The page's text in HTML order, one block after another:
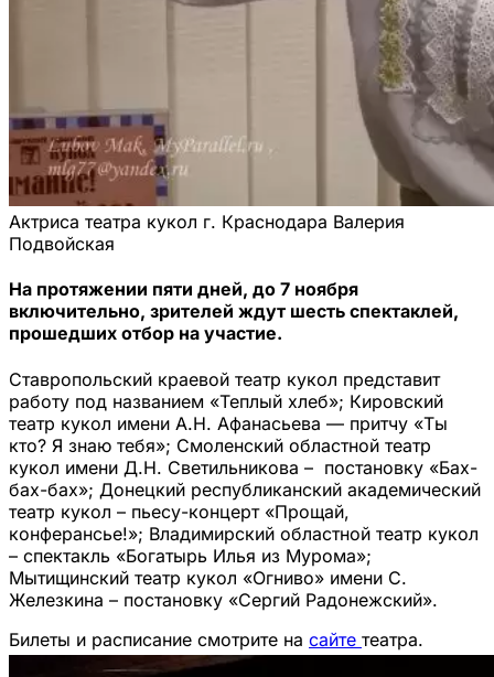
Актриса театра кукол г. Краснодара Валерия
Подвойская
На протяжении пяти дней, до 7 ноября
включительно, зрителей ждут шесть спектаклей,
прошедших отбор на участие.
Ставропольский краевой театр кукол представит
работу под названием «Теплый хлеб»; Кировский
театр кукол имени А.Н. Афанасьева — притчу «Ты
кто? Я знаю тебя»; Смоленский областной театр
кукол имени Д.Н. Светильникова – постановку «Бах-
бах-бах»; Донецкий республиканский академический
театр кукол – пьесу-концерт «Прощай,
конферансье!»; Владимирский областной театр кукол
– спектакль «Богатырь Илья из Мурома»;
Мытищинский театр кукол «Огниво» имени С.
Железкина – постановку «Сергий Радонежский».
Билеты и расписание смотрите на сайте театра.